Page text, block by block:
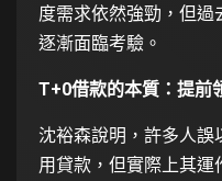
度需求依然強勁，但過
逐漸面臨考驗。
T+0借款的本質：提前
沈裕森說明，許多人誤
用貸款，但實際上其運